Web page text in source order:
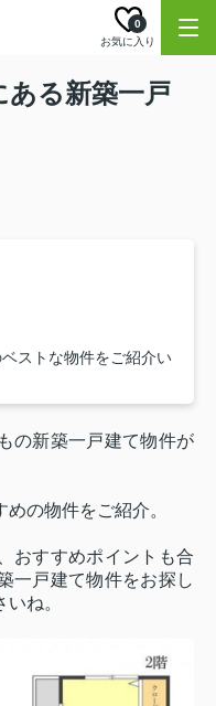
お気に入り
0
ある新築一戸
ストな物件をご紹介い
の新築一戸建て物件が
の物件をご紹介。
おすすめポイントも合
一戸建て物件をお探し
ね。